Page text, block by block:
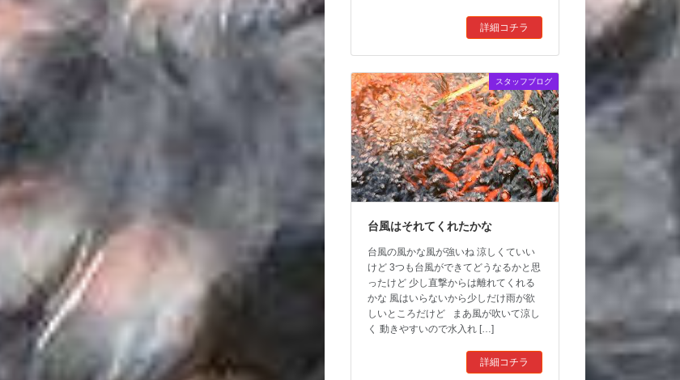
詳細コチラ
スタッフブログ
台風はそれてくれたかな
台風の風かな風が強いね 涼しくていい
けど 3つも台風ができてどうなるかと思
ったけど 少し直撃からは離れてくれる
かな 風はいらないから少しだけ雨が欲
しいところだけど まあ風が吹いて涼し
く 動きやすいので水入れ […]
詳細コチラ